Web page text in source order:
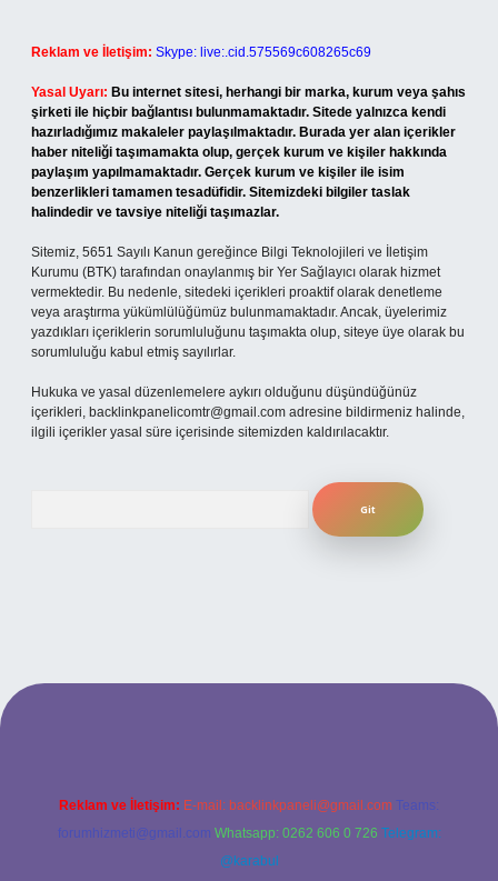
Reklam ve İletişim: Skype: live:.cid.575569c608265c69
Yasal Uyarı: Bu internet sitesi, herhangi bir marka, kurum veya şahıs
şirketi ile hiçbir bağlantısı bulunmamaktadır. Sitede yalnızca kendi
hazırladığımız makaleler paylaşılmaktadır. Burada yer alan içerikler
haber niteliği taşımamakta olup, gerçek kurum ve kişiler hakkında
paylaşım yapılmamaktadır. Gerçek kurum ve kişiler ile isim
benzerlikleri tamamen tesadüfidir. Sitemizdeki bilgiler taslak
halindedir ve tavsiye niteliği taşımazlar.
Sitemiz, 5651 Sayılı Kanun gereğince Bilgi Teknolojileri ve İletişim
Kurumu (BTK) tarafından onaylanmış bir Yer Sağlayıcı olarak hizmet
vermektedir. Bu nedenle, sitedeki içerikleri proaktif olarak denetleme
veya araştırma yükümlülüğümüz bulunmamaktadır. Ancak, üyelerimiz
yazdıkları içeriklerin sorumluluğunu taşımakta olup, siteye üye olarak bu
sorumluluğu kabul etmiş sayılırlar.
Hukuka ve yasal düzenlemelere aykırı olduğunu düşündüğünüz
içerikleri, backlinkpanelicomtr@gmail.com adresine bildirmeniz halinde,
ilgili içerikler yasal süre içerisinde sitemizden kaldırılacaktır.
giriş adresi
Reklam ve İletişim: E-mail: backlinkpaneli@gmail.com Teams:
forumhizmeti@gmail.com Whatsapp: 0262 606 0 726 Telegram:
@karabul